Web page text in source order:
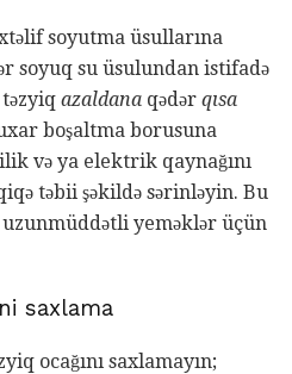
soyutma üsullarına
soyuq su üsulundan istifadə
azaldana qədər qısa
boşaltma borusuna
və ya elektrik qaynağını
təbii şəkildə sərinləyin. Bu
yeməklər üçün
saxlama
ocağını saxlamayın;